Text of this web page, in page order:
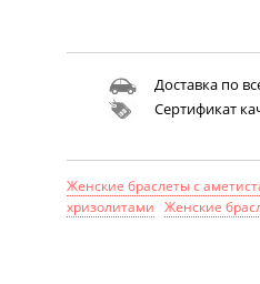
Доставка по
Сертификат
Женские браслеты с
хризолитами Женские